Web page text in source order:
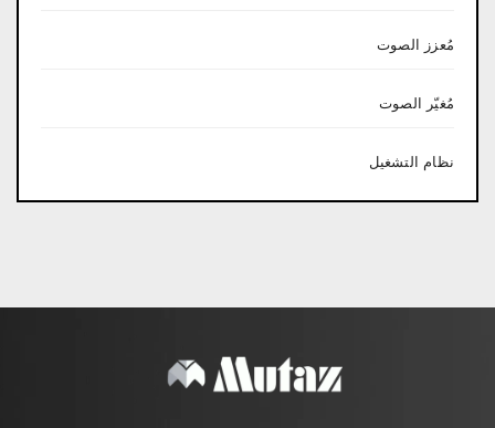
مُعزز الصوت
مُغيّر الصوت
نظام التشغيل